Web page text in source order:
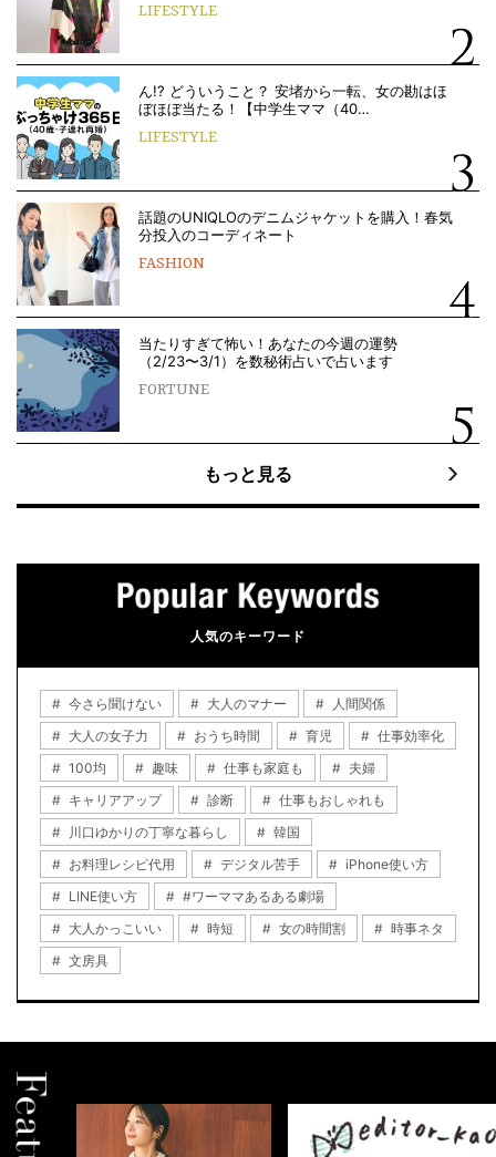
LIFESTYLE
ん!? どういうこと？ 安堵から一転、女の勘はほ
ぼほぼ当たる！【中学生ママ（40…
LIFESTYLE
話題のUNIQLOのデニムジャケットを購入！春気
分投入のコーディネート
FASHION
当たりすぎて怖い！あなたの今週の運勢
（2/23〜3/1）を数秘術占いで占います
FORTUNE
もっと見る
人気のキーワード
今さら聞けない 大人のマナー
人間関係
大人の女子力
おうち時間 育児
仕事効率化
100均
趣味 仕事も家庭も
夫婦
キャリアアップ
診断
仕事もおしゃれも
川口ゆかりの丁寧な暮らし
韓国
お料理レシピ代用
デジタル苦手
iPhone使い方
LINE使い方
#ワーママあるある劇場
大人かっこいい
時短 女の時間割
時事ネタ
文房具